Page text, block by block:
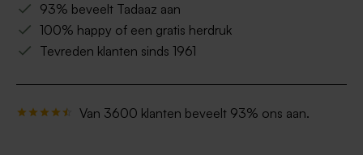
93% beveelt Tadaaz aan
100% happy of een gratis herdruk
Tevreden klanten sinds 1961
Van 3600 klanten beveelt 93% ons aan.